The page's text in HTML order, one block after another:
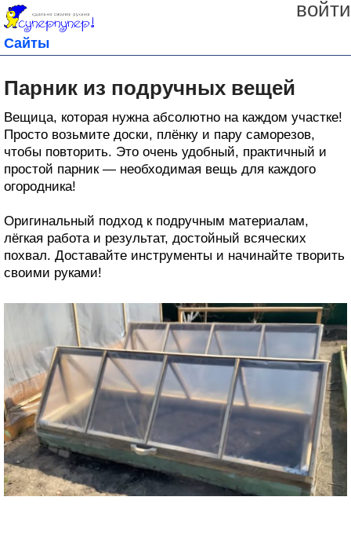
войти
Сайты
Парник из подручных вещей
Вещица, которая нужна абсолютно на каждом участке!
Просто возьмите доски, плёнку и пару саморезов,
чтобы повторить. Это очень удобный, практичный и
простой парник — необходимая вещь для каждого
огородника!
Оригинальный подход к подручным материалам,
лёгкая работа и результат, достойный всяческих
похвал. Доставайте инструменты и начинайте творить
своими руками!